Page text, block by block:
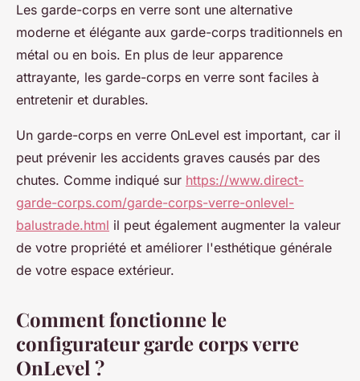
Les garde-corps en verre sont une alternative
moderne et élégante aux garde-corps traditionnels en
métal ou en bois. En plus de leur apparence
attrayante, les garde-corps en verre sont faciles à
entretenir et durables.
Un garde-corps en verre OnLevel est important, car il
peut prévenir les accidents graves causés par des
chutes. Comme indiqué sur https://www.direct-
garde-corps.com/garde-corps-verre-onlevel-
balustrade.html il peut également augmenter la valeur
de votre propriété et améliorer l'esthétique générale
de votre espace extérieur.
Comment fonctionne le
configurateur garde corps verre
OnLevel ?